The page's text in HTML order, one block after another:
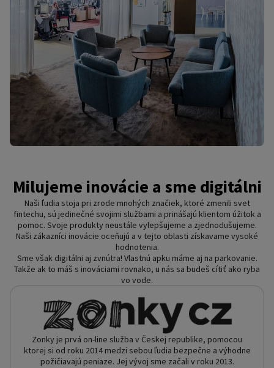
Milujeme inovácie a sme digitálni
Naši ľudia stoja pri zrode mnohých značiek, ktoré zmenili svet
fintechu, sú jedinečné svojimi službami a prinášajú klientom úžitok a
pomoc. Svoje produkty neustále vylepšujeme a zjednodušujeme.
Naši zákazníci inovácie oceňujú a v tejto oblasti získavame vysoké
hodnotenia.
Sme však digitálni aj zvnútra! Vlastnú apku máme aj na parkovanie.
Takže ak to máš s inováciami rovnako, u nás sa budeš cítiť ako ryba
vo vode.
Zonky je prvá on-line služba v Českej republike, pomocou
ktorej si od roku 2014 medzi sebou ľudia bezpečne a výhodne
požičiavajú peniaze. Jej vývoj sme začali v roku 2013.